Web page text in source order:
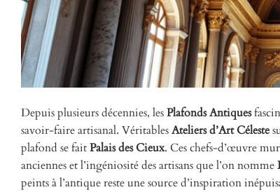
Depuis plusieurs décennies, lesPlafonds Antiques
savoir-faire artisanal. VéritablesAteliers d’Art Céleste
plafond se faitPalais des Cieux. Ces chefs-d’œuvre
anciennes et l’ingéniosité des artisans que l’on nomme
peints à l’antique reste une source d’inspiration